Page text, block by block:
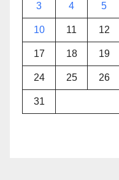
3 4 5
10 11 12
17 18 19
24 25 26
31